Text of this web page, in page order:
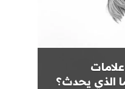
الذي يحدث؟